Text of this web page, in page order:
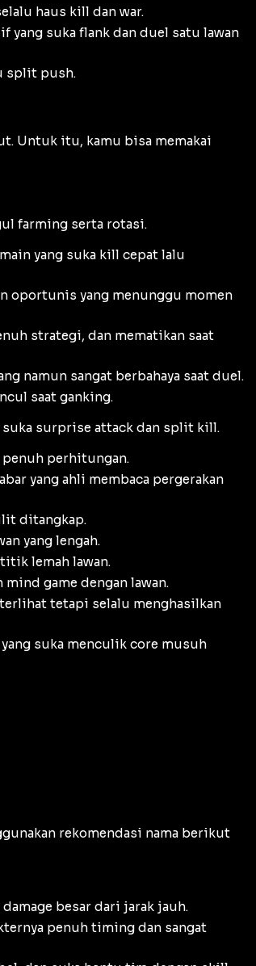
haus kill dan war.
yang suka flank dan duel satu lawan
split push.
Untuk itu, kamu bisa memakai
farming serta rotasi.
yang suka kill cepat lalu
oportunis yang menunggu momen
strategi, dan mematikan saat
namun sangat berbahaya saat duel.
saat ganking.
suka surprise attack dan split kill.
penuh perhitungan.
yang ahli membaca pergerakan
ditangkap.
yang lengah.
lemah lawan.
game dengan lawan.
tetapi selalu menghasilkan
suka menculik core musuh
rekomendasi nama berikut
besar dari jarak jauh.
penuh timing dan sangat